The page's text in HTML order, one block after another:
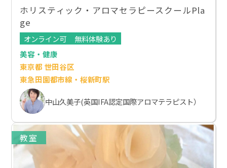
ホリスティック・アロマセラピースクールPla
ge
オンライン可
無料体験あり
美容・健康
東京都 世田谷区
東急田園都市線・桜新町駅
中山久美子(英国IFA認定国際アロマテラピスト）
教室